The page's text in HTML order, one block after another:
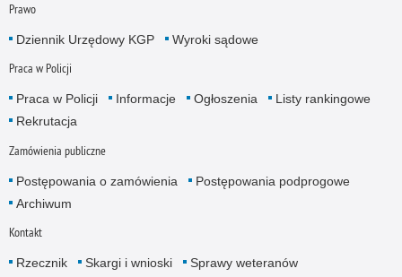
Prawo
Dziennik Urzędowy KGP Wyroki sądowe
Praca w Policji
Praca w Policji Informacje Ogłoszenia
Listy rankingowe
Rekrutacja
Zamówienia publiczne
Postępowania o zamówienia
Postępowania podprogowe
Archiwum
Kontakt
Rzecznik Skargi i wnioski Sprawy weteranów